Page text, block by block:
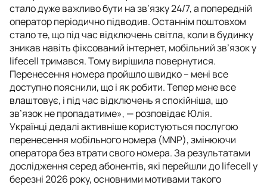
стало дуже важливо бути на зв’язку 24/7, а попередній
оператор періодично підводив. Останнім поштовхом
стало те, що під час відключень світла, коли в будинку
зникав навіть фіксований інтернет, мобільний зв’язок у
lifecell тримався. Тому вирішила повернутися.
Перенесення номера пройшло швидко – мені все
доступно пояснили, що і як робити. Тепер мене все
влаштовує, і під час відключень я спокійніша, що
зв’язок не пропадатиме», — розповідає Юлія.
Українці дедалі активніше користуються послугою
перенесення мобільного номера (MNP), змінюючи
оператора без втрати свого номера. За результатами
дослідження серед абонентів, які перейшли до lifecell у
березні 2026 року, основними мотивами такого